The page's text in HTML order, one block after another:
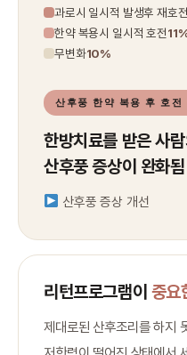
과로시 일시적 발생후 재호전
한약 복용시 일시적 호전
무변화10%
산후풍 한약 복용 후 호전
한방치료를 받은 사람
산후풍 증상이 완화됨
산후풍 증상 개선
리턴프로그램이 중요
제대로된 산후조리를 하지